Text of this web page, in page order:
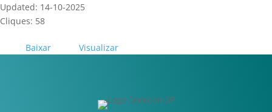
Updated: 14-10-2025
Cliques: 58
Baixar Visualizar